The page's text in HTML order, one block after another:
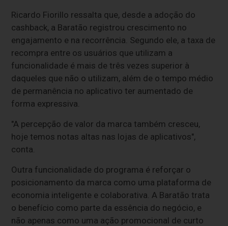
Ricardo Fiorillo ressalta que, desde a adoção do
cashback, a Baratão registrou crescimento no
engajamento e na recorrência. Segundo ele, a taxa de
recompra entre os usuários que utilizam a
funcionalidade é mais de três vezes superior à
daqueles que não o utilizam, além de o tempo médio
de permanência no aplicativo ter aumentado de
forma expressiva.
"A percepção de valor da marca também cresceu,
hoje temos notas altas nas lojas de aplicativos",
conta.
Outra funcionalidade do programa é reforçar o
posicionamento da marca como uma plataforma de
economia inteligente e colaborativa. A Baratão trata
o benefício como parte da essência do negócio, e
não apenas como uma ação promocional de curto